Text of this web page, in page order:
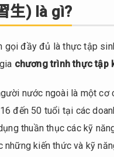
生) là gì?
gọi đầy đủ là thực tập
chương trình thực tập
nước ngoài là một cơ
đến 50 tuổi tại các
thuần thục các kỹ
kiến thức và kỹ